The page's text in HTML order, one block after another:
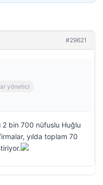
#29621
yönetici
2 bin 700 nüfuslu Huğlu
yılda toplam 70